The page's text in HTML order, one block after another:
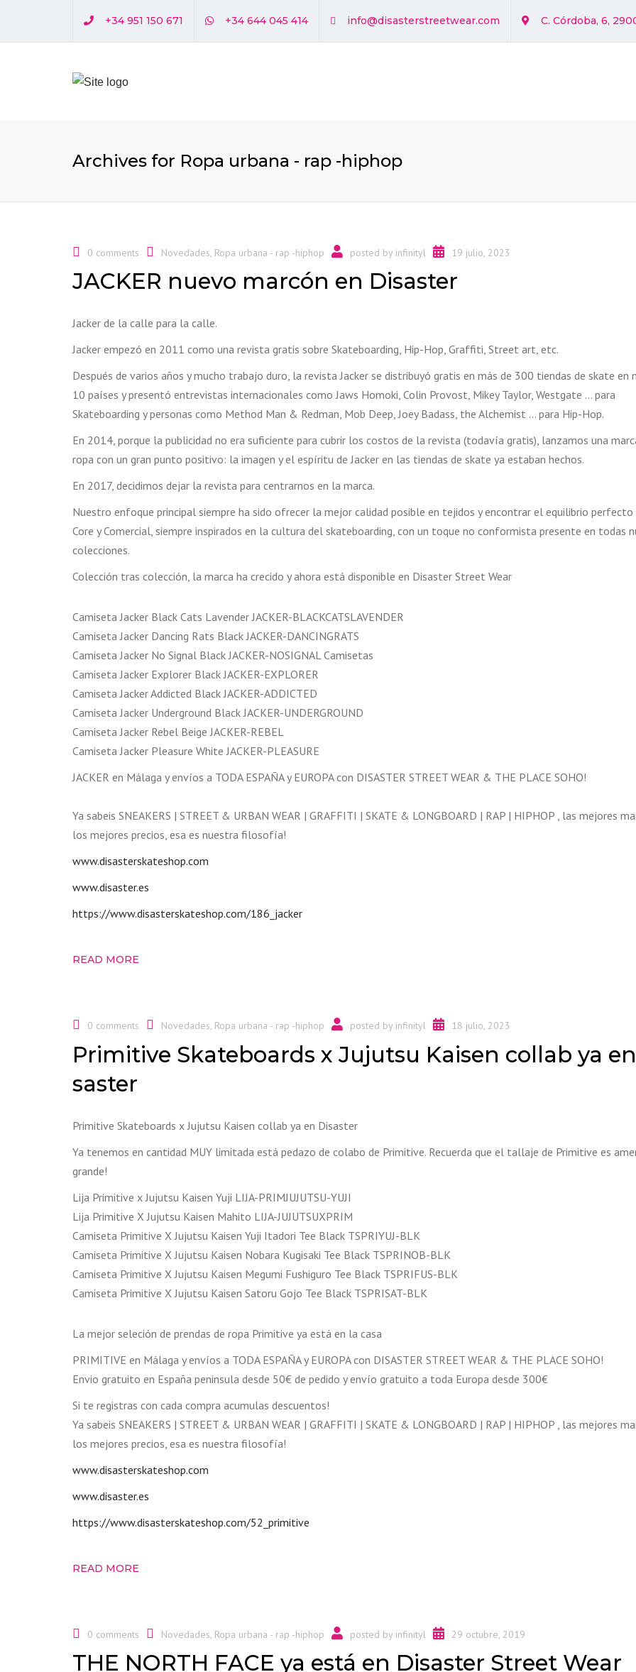
+34 951 150 671 +34 644 045 414 info@disasterstreetwear.com C. Córdoba, 6,
Archives for Ropa urbana - rap -hiphop
0 comments Novedades Ropa urbana - rap -hiphop posted by infinityl 19 julio, 2023
JACKER nuevo marcón en Disaster
Jacker de la calle para la calle.
Jacker empezó en 2011 como una revista gratis sobre Skateboarding, Hip-Hop, Graffiti, Street art, etc.
Después de varios años y mucho trabajo duro, la revista Jacker se distribuyó gratis en más de 300 tiendas de skate en
10 países y presentó entrevistas internacionales como Jaws Homoki, Colin Provost, Mikey Taylor, Westgate … para
Skateboarding y personas como Method Man & Redman, Mob Deep, Joey Badass, the Alchemist … para Hip-Hop.
En 2014, porque la publicidad no era suficiente para cubrir los costos de la revista (todavía gratis), lanzamos una
ropa con un gran punto positivo: la imagen y el espíritu de Jacker en las tiendas de skate ya estaban hechos.
En 2017, decidimos dejar la revista para centrarnos en la marca.
Nuestro enfoque principal siempre ha sido ofrecer la mejor calidad posible en tejidos y encontrar el equilibrio
Core y Comercial, siempre inspirados en la cultura del skateboarding, con un toque no conformista presente en todas
colecciones.
Colección tras colección, la marca ha crecido y ahora está disponible en Disaster Street Wear
Camiseta Jacker Black Cats Lavender JACKER-BLACKCATSLAVENDER
Camiseta Jacker Dancing Rats Black JACKER-DANCINGRATS
Camiseta Jacker No Signal Black JACKER-NOSIGNAL Camisetas
Camiseta Jacker Explorer Black JACKER-EXPLORER
Camiseta Jacker Addicted Black JACKER-ADDICTED
Camiseta Jacker Underground Black JACKER-UNDERGROUND
Camiseta Jacker Rebel Beige JACKER-REBEL
Camiseta Jacker Pleasure White JACKER-PLEASURE
JACKER en Málaga y envíos a TODA ESPAÑA y EUROPA con DISASTER STREET WEAR & THE PLACE SOHO!
Ya sabeis SNEAKERS | STREET & URBAN WEAR | GRAFFITI | SKATE & LONGBOARD | RAP | HIPHOP , las mejores
los mejores precios, esa es nuestra filosofía!
www.disasterskateshop.com
www.disaster.es
https://www.disasterskateshop.com/186_jacker
READ MORE
0 comments Novedades, Ropa urbana - rap -hiphop posted by infinityl 18 julio, 2023
Primitive Skateboards x Jujutsu Kaisen collab ya
saster
Primitive Skateboards x Jujutsu Kaisen collab ya en Disaster
Ya tenemos en cantidad MUY limitada está pedazo de colabo de Primitive. Recuerda que el tallaje de Primitive es
grande!
Lija Primitive x Jujutsu Kaisen Yuji LIJA-PRIMJUJUTSU-YUJI
Lija Primitive X Jujutsu Kaisen Mahito LIJA-JUJUTSUXPRIM
Camiseta Primitive X Jujutsu Kaisen Yuji Itadori Tee Black TSPRIYUJ-BLK
Camiseta Primitive X Jujutsu Kaisen Nobara Kugisaki Tee Black TSPRINOB-BLK
Camiseta Primitive X Jujutsu Kaisen Megumi Fushiguro Tee Black TSPRIFUS-BLK
Camiseta Primitive X Jujutsu Kaisen Satoru Gojo Tee Black TSPRISAT-BLK
La mejor seleción de prendas de ropa Primitive ya está en la casa
PRIMITIVE en Málaga y envíos a TODA ESPAÑA y EUROPA con DISASTER STREET WEAR & THE PLACE SOHO!
Envio gratuito en España peninsula desde 50€ de pedido y envío gratuito a toda Europa desde 300€
Si te registras con cada compra acumulas descuentos!
Ya sabeis SNEAKERS | STREET & URBAN WEAR | GRAFFITI | SKATE & LONGBOARD | RAP | HIPHOP , las mejores
los mejores precios, esa es nuestra filosofía!
www.disasterskateshop.com
www.disaster.es
https://www.disasterskateshop.com/52_primitive
READ MORE
0 comments Novedades Ropa urbana - rap -hiphop posted by infinityl 29 octubre, 2019
THE NORTH FACE ya está en Disaster Street Wear